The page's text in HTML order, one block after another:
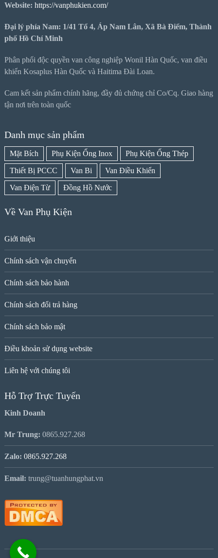
Website: https://vanphukien.com/
Đại lý phía Nam: 1/41 Tổ 4, Áp Nam Lân, Xã Bà Điểm, Thành
phố Hồ Chí Minh
Phân phối độc quyền van công nghiệp Wonil Hàn Quốc, van điều
khiển Kosaplus Hàn Quốc và Haitima Đài Loan.
Cam kết sản phẩm chính hãng, đầy đủ chứng chỉ Co/Cq. Giao hàng
tận nơi trên toàn quốc
Danh mục sản phẩm
Mặt Bích Phụ Kiện Ống Inox Phụ Kiện Ống Thép
Thiết Bị PCCC Van Bi Van Điều Khiển
Van Điện Từ Đồng Hồ Nước
Về Van Phụ Kiện
Giới thiệu
Chính sách vận chuyển
Chính sách bảo hành
Chính sách đổi trả hàng
Chính sách bảo mật
Điều khoản sử dụng website
Liên hệ với chúng tôi
Hỗ Trợ Trực Tuyến
Kinh Doanh
Mr Trung: 0865.927.268
Zalo: 0865.927.268
Email: trung@tuanhungphat.vn